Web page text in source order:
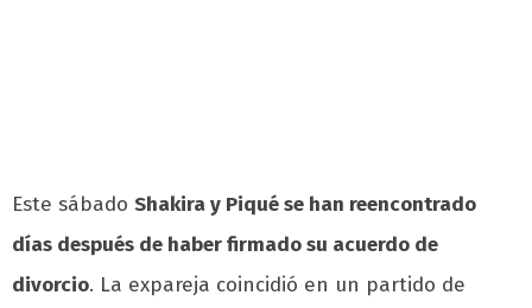
Este sábado Shakira y Piqué se han reencontrado
días después de haber firmado su acuerdo de
divorcio. La expareja coincidió en un partido de